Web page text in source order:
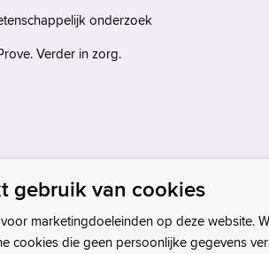
onderzoek
Verder in zorg.
gebruik van cookies
marketingdoeleinden op deze website.
cookies die geen persoonlijke gegevens